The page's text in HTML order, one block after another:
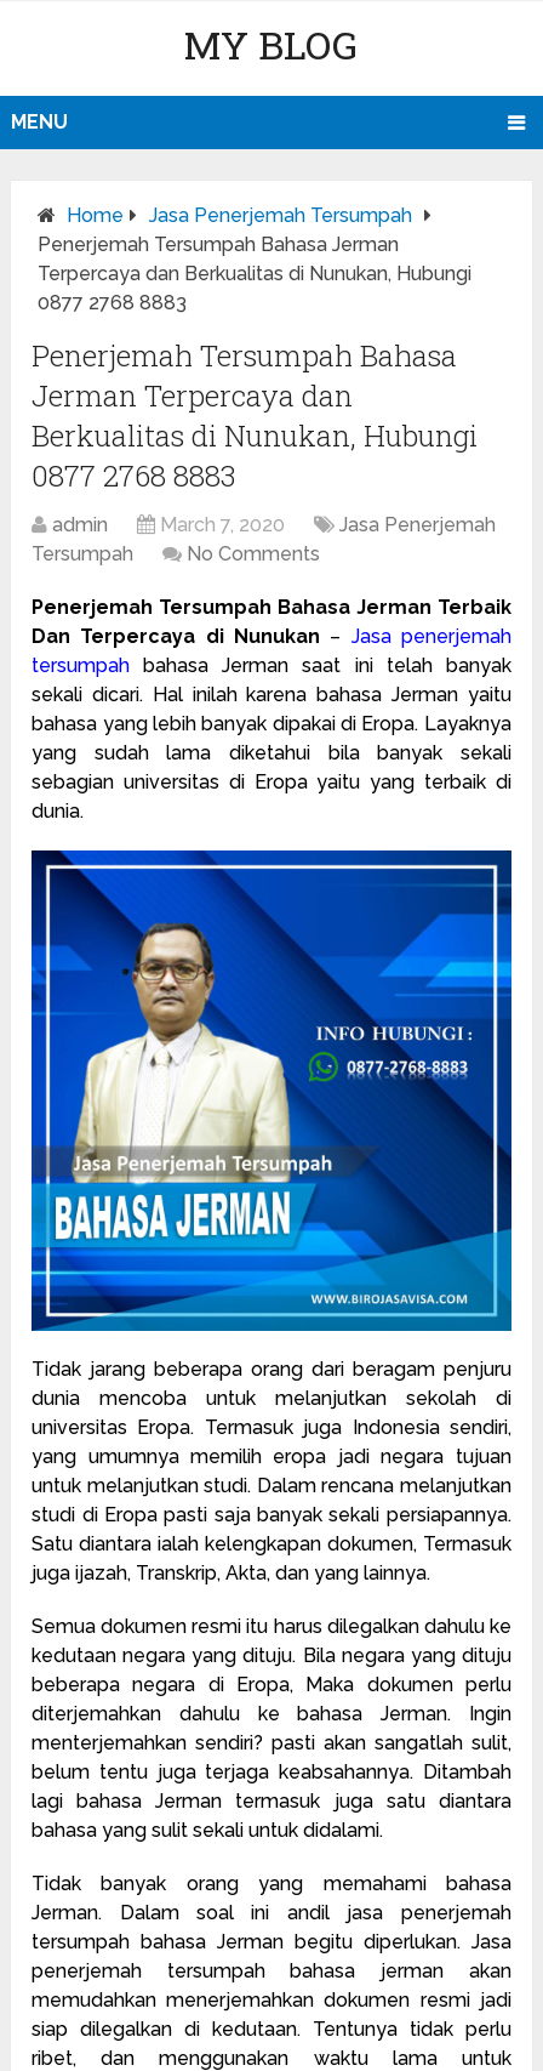
MY BLOG
MENU
Home
Jasa Penerjemah Tersumpah
Penerjemah Tersumpah Bahasa Jerman
Terpercaya dan Berkualitas di Nunukan, Hubungi
0877 2768 8883
Penerjemah Tersumpah Bahasa
Jerman Terpercaya dan
Berkualitas di Nunukan, Hubungi
0877 2768 8883
admin March 7, 2020
Jasa Penerjemah
Tersumpah
No Comments
Penerjemah Tersumpah Bahasa Jerman Terbaik
Dan Terpercaya di Nunukan – Jasa penerjemah
tersumpah bahasa Jerman saat ini telah banyak
sekali dicari. Hal inilah karena bahasa Jerman yaitu
bahasa yang lebih banyak dipakai di Eropa. Layaknya
yang sudah lama diketahui bila banyak sekali
sebagian universitas di Eropa yaitu yang terbaik di
dunia.
Tidak jarang beberapa orang dari beragam penjuru
dunia mencoba untuk melanjutkan sekolah di
universitas Eropa. Termasuk juga Indonesia sendiri,
yang umumnya memilih eropa jadi negara tujuan
untuk melanjutkan studi. Dalam rencana melanjutkan
studi di Eropa pasti saja banyak sekali persiapannya.
Satu diantara ialah kelengkapan dokumen, Termasuk
juga ijazah, Transkrip, Akta, dan yang lainnya.
Semua dokumen resmi itu harus dilegalkan dahulu ke
kedutaan negara yang dituju. Bila negara yang dituju
beberapa negara di Eropa, Maka dokumen perlu
diterjemahkan dahulu ke bahasa Jerman. Ingin
menterjemahkan sendiri? pasti akan sangatlah sulit,
belum tentu juga terjaga keabsahannya. Ditambah
lagi bahasa Jerman termasuk juga satu diantara
bahasa yang sulit sekali untuk didalami.
Tidak banyak orang yang memahami bahasa
Jerman. Dalam soal ini andil jasa penerjemah
tersumpah bahasa Jerman begitu diperlukan. Jasa
penerjemah tersumpah bahasa jerman akan
memudahkan menerjemahkan dokumen resmi jadi
siap dilegalkan di kedutaan. Tentunya tidak perlu
ribet, dan menggunakan waktu lama untuk